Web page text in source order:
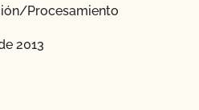
Procesamiento
2013